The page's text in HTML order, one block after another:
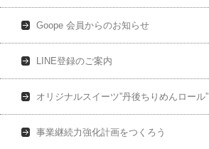
Goope 会員からのお知らせ
LINE登録のご案内
オリジナルスイーツ”丹後ちりめんロール”
事業継続力強化計画をつくろう